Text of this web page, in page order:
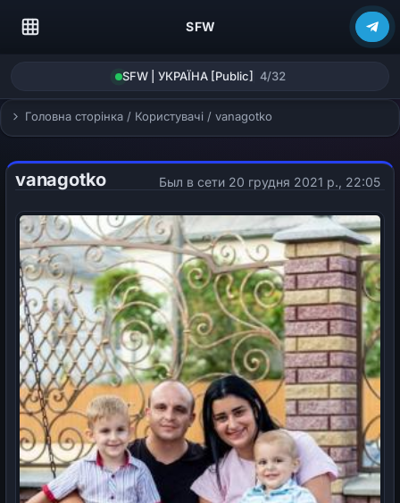
SFW
SFW | УКРАЇНА [Public] 4/32
Головна сторінка / Користувачі / vanagotko
vanagotko Был в сети 20 грудня 2021 р., 22:05